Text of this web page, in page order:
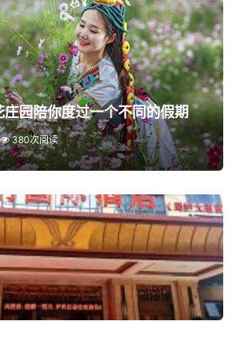
园陪你度过一个不同的假期
380次阅读